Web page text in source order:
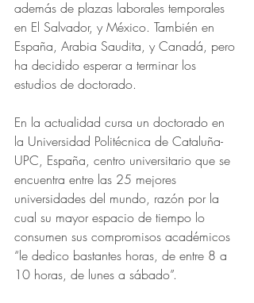
además de plazas laborales temporales
en El Salvador, y México. También en
España, Arabia Saudita, y Canadá, pero
ha decidido esperar a terminar los
estudios de doctorado.
En la actualidad cursa un doctorado en
la Universidad Politécnica de Cataluña-
UPC, España, centro universitario que se
encuentra entre las 25 mejores
universidades del mundo, razón por la
cual su mayor espacio de tiempo lo
consumen sus compromisos académicos
“le dedico bastantes horas, de entre 8 a
10 horas, de lunes a sábado”.